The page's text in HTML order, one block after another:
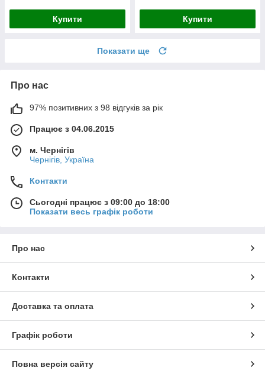
Купити Купити
Показати ще
Про нас
97% позитивних з 98 відгуків за рік
Працює з 04.06.2015
м. Чернігів
Чернігів, Україна
Контакти
Сьогодні працює з 09:00 до 18:00
Показати весь графік роботи
Про нас
Контакти
Доставка та оплата
Графік роботи
Повна версія сайту